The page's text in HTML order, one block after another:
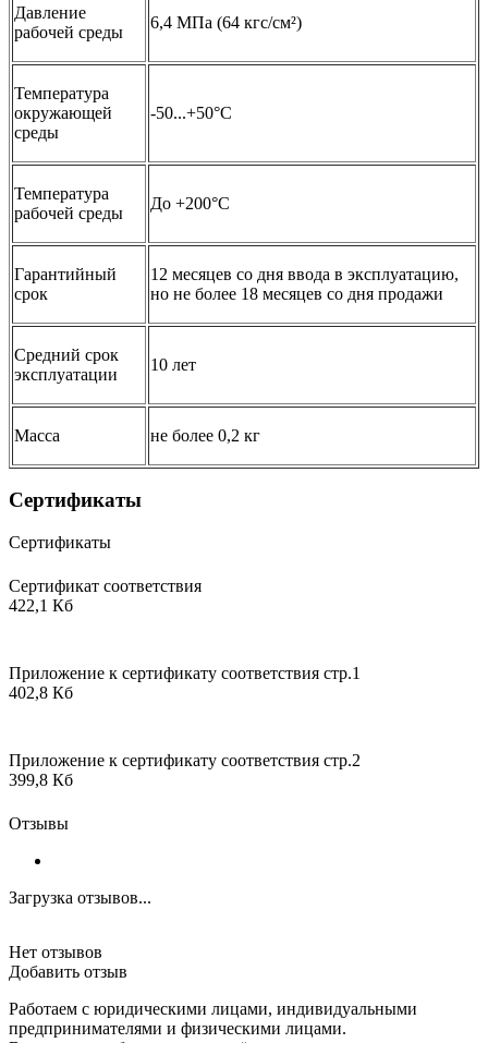
Давление
рабочей среды
6,4 МПа (64 кгс/см²)
Температура
окружающей
среды
-50...+50°С
Температура
рабочей среды
До +200°C
Гарантийный
срок
12 месяцев со дня ввода в эксплуатацию,
но не более 18 месяцев со дня продажи
Средний срок
эксплуатации
10 лет
Масса не более 0,2 кг
Сертификаты
Сертификаты
Сертификат соответствия
422,1 Кб
Приложение к сертификату соответствия стр.1
402,8 Кб
Приложение к сертификату соответствия стр.2
399,8 Кб
Отзывы
Загрузка отзывов...
Нет отзывов
Добавить отзыв
Работаем с юридическими лицами, индивидуальными
предпринимателями и физическими лицами.